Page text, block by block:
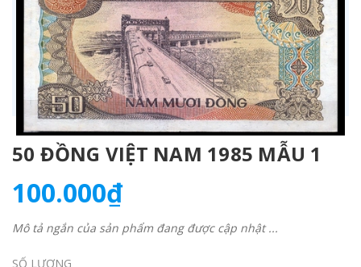
50 ĐỒNG VIỆT NAM 1985 MẪU 1
100.000₫
Mô tả ngắn của sản phẩm đang được cập nhật ...
SỐ LƯỢNG